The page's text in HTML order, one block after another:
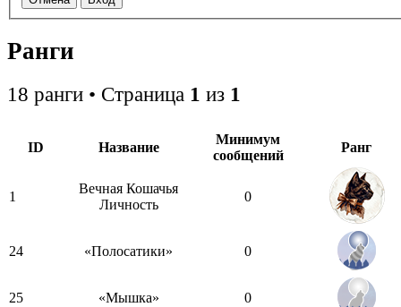
Ранги
18 ранги • Страница 1 из 1
ID Название
Минимум
сообщений
Ранг
1
Вечная Кошачья
Личность
0
24 «Полосатики» 0
25 «Мышка» 0